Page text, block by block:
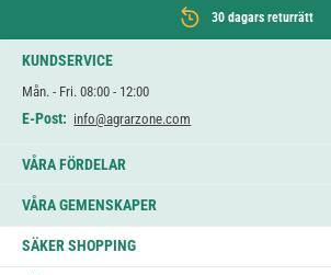
30 dagars returrätt
KUNDSERVICE
Mån. - Fri. 08:00 - 12:00
E-Post: info@agrarzone.com
VÅRA FÖRDELAR
VÅRA GEMENSKAPER
SÄKER SHOPPING